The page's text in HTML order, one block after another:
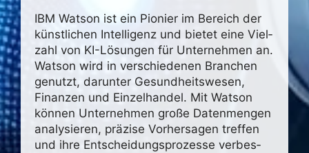
IBM Watson ist ein Pionier im Bereich der
künst­li­chen Intel­li­genz und bietet eine Viel­
zahl von KI-Lösungen für Unter­nehmen an.
Watson wird in verschie­denen Bran­chen
genutzt, darunter Gesund­heits­wesen,
Finanzen und Einzel­handel. Mit Watson
können Unter­nehmen große Daten­mengen
analy­sieren, präzise Vorher­sagen treffen
und ihre Entschei­dungs­pro­zesse verbes­